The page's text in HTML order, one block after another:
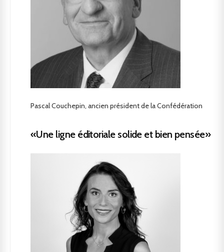
Pascal Couchepin, ancien président de la Confédération
«Une ligne éditoriale solide et bien pensée»